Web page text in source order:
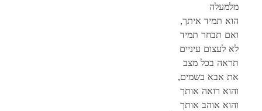
מלמעלה
,הוא תמיד איתך
ואם תבחר תמיד
לא לעצום עיניים
תראה בכל מצב
,את אבא בשמים
והוא רואה אותך
והוא אוהב אותך